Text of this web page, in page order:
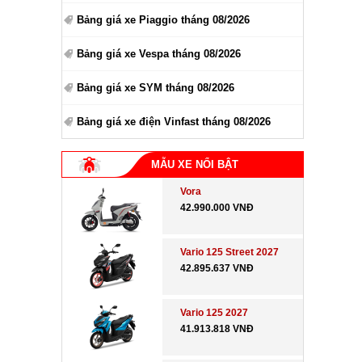
Bảng giá xe Piaggio tháng 08/2026
Bảng giá xe Vespa tháng 08/2026
Bảng giá xe SYM tháng 08/2026
Bảng giá xe điện Vinfast tháng 08/2026
MẪU XE NỔI BẬT
Vora
42.990.000 VNĐ
Vario 125 Street 2027
42.895.637 VNĐ
Vario 125 2027
41.913.818 VNĐ